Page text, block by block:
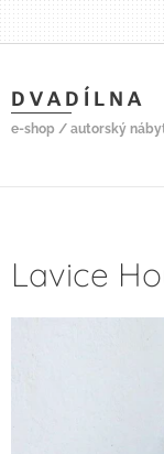
D V A D Í L N A
e-shop / autorský
Lavice